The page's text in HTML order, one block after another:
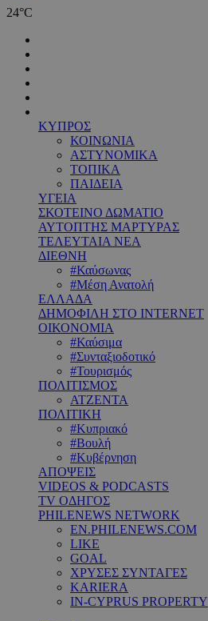
24°C
ΚΥΠΡΟΣ
ΚΟΙΝΩΝΙΑ
ΑΣΤΥΝΟΜΙΚΑ
ΤΟΠΙΚΑ
ΠΑΙΔΕΙΑ
ΥΓΕΙΑ
ΣΚΟΤΕΙΝΟ ΔΩΜΑΤΙΟ
ΑΥΤΟΠΤΗΣ ΜΑΡΤΥΡΑΣ
ΤΕΛΕΥΤΑΙΑ ΝΕΑ
ΔΙΕΘΝΗ
#Καύσωνας
#Μέση Ανατολή
ΕΛΛΑΔΑ
ΔΗΜΟΦΙΛΗ ΣΤΟ INTERNET
ΟΙΚΟΝΟΜΙΑ
#Καύσιμα
#Συνταξιοδοτικό
#Τουρισμός
ΠΟΛΙΤΙΣΜΟΣ
ΑΤΖΕΝΤΑ
ΠΟΛΙΤΙΚΗ
#Κυπριακό
#Βουλή
#Κυβέρνηση
ΑΠΟΨΕΙΣ
VIDEOS & PODCASTS
TV ΟΔΗΓΟΣ
PHILENEWS NETWORK
EN.PHILENEWS.COM
LIKE
GOAL
ΧΡΥΣΕΣ ΣΥΝΤΑΓΕΣ
KARIERA
IN-CYPRUS PROPERTY